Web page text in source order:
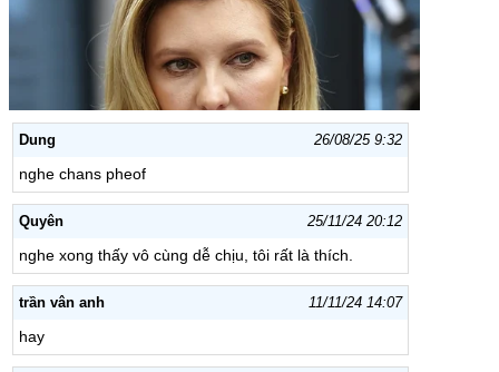
Dung 26/08/25 9:32
nghe chans pheof
Quyên 25/11/24 20:12
nghe xong thấy vô cùng dễ chịu, tôi rất là thích.
trần vân anh 11/11/24 14:07
hay